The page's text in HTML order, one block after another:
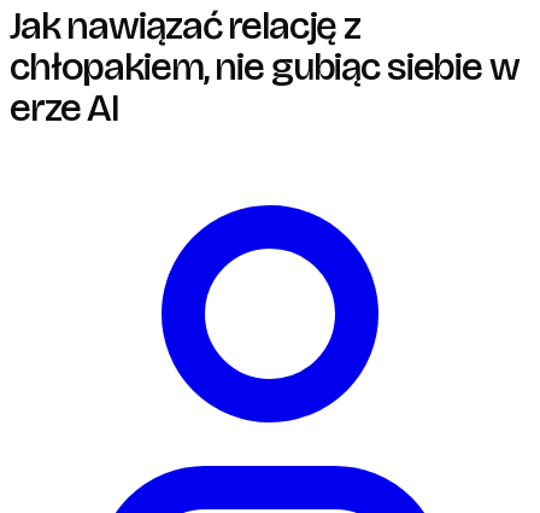
Jak nawiązać relację z
chłopakiem, nie gubiąc siebie w
erze AI